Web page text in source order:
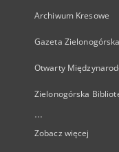
Archiwum Kresowe
Gazeta
Otwarty
Zielonogórska
...
Zobacz więcej